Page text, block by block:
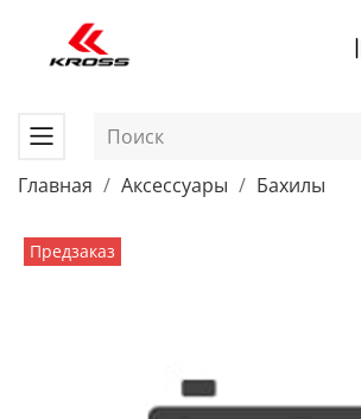
Главная Аксессуары Бахилы
Предзаказ